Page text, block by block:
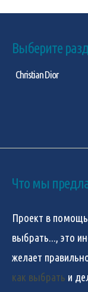
Выберите
Christian Dior
Что мы
Проект в
выбрать..., это
желает
как выбрать и